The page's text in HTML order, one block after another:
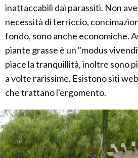
inattaccabili dai parassiti. Non
necessità di terriccio,
fondo, sono anche economiche.
piante grasse è un "modus
piace la tranquillità, inoltre sono
a volte rarissime. Esistono siti
che trattano l'ergomento.